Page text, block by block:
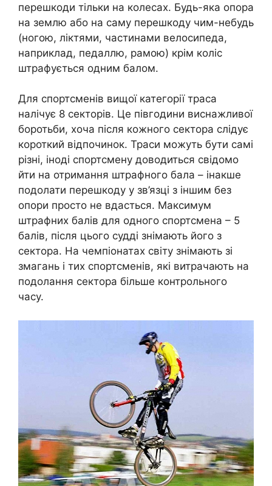
перешкоди тільки на колесах. Будь-яка опора
на землю або на саму перешкоду чим-небудь
(ногою, ліктями, частинами велосипеда,
наприклад, педаллю, рамою) крім коліс
штрафується одним балом.
Для спортсменів вищої категорії траса
налічує 8 секторів. Це півгодини виснажливої
боротьби, хоча після кожного сектора слідує
короткий відпочинок. Траси можуть бути самі
різні, іноді спортсмену доводиться свідомо
йти на отримання штрафного бала – інакше
подолати перешкоду у зв’язці з іншим без
опори просто не вдасться. Максимум
штрафних балів для одного спортсмена – 5
балів, після цього судді знімають його з
сектора. На чемпіонатах світу знімають зі
змагань і тих спортсменів, які витрачають на
подолання сектора більше контрольного
часу.